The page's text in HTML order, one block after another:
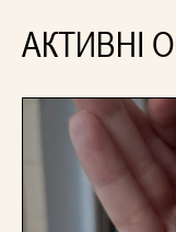
АКТИВНІ